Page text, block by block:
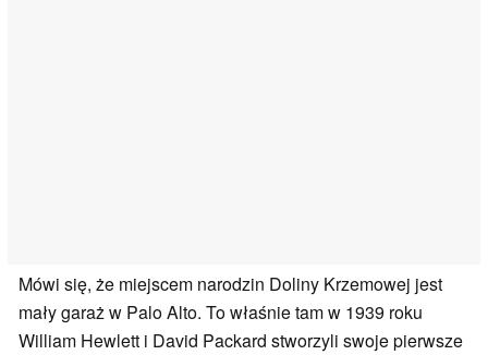
Mówi się, że miejscem narodzin Doliny Krzemowej jest
mały garaż w Palo Alto. To właśnie tam w 1939 roku
William Hewlett i David Packard stworzyli swoje pierwsze